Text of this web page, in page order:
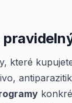
které